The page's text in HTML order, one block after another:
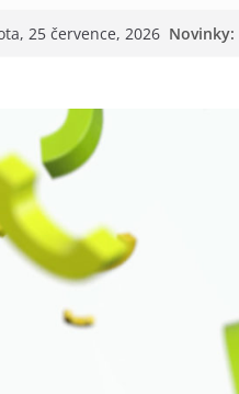
25 července, 2026 Novinky: